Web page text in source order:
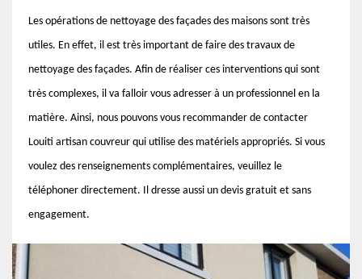
Les opérations de nettoyage des façades des maisons sont très
utiles. En effet, il est très important de faire des travaux de
nettoyage des façades. Afin de réaliser ces interventions qui sont
très complexes, il va falloir vous adresser à un professionnel en la
matière. Ainsi, nous pouvons vous recommander de contacter
Louiti artisan couvreur qui utilise des matériels appropriés. Si vous
voulez des renseignements complémentaires, veuillez le
téléphoner directement. Il dresse aussi un devis gratuit et sans
engagement.